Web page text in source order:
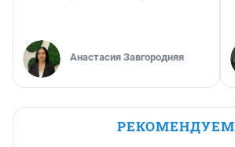
Анастасия Завгородняя
РЕКОМЕНДУЕМ